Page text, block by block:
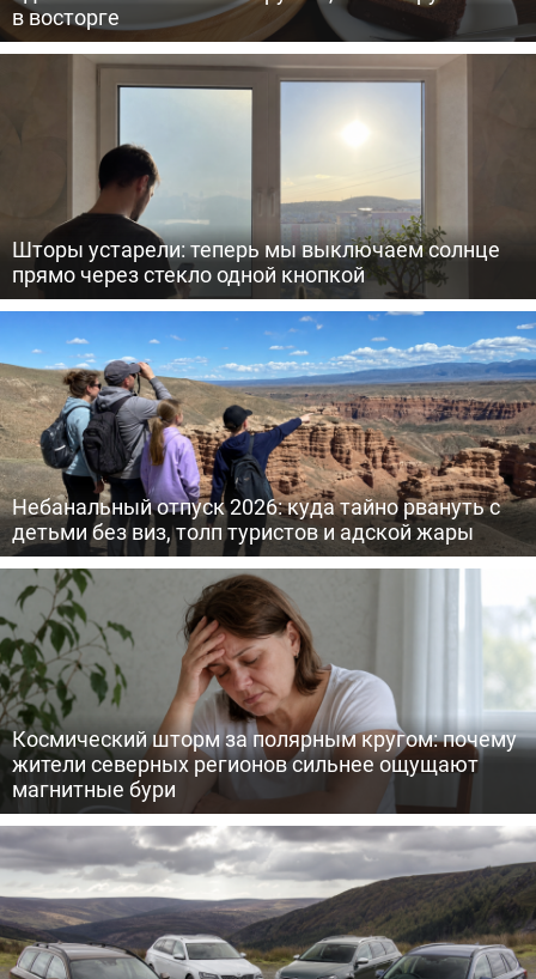
в восторге
Шторы устарели: теперь мы выключаем солнце
прямо через стекло одной кнопкой
Небанальный отпуск 2026: куда тайно рвануть с
детьми без виз, толп туристов и адской жары
Космический шторм за полярным кругом: почему
жители северных регионов сильнее ощущают
магнитные бури